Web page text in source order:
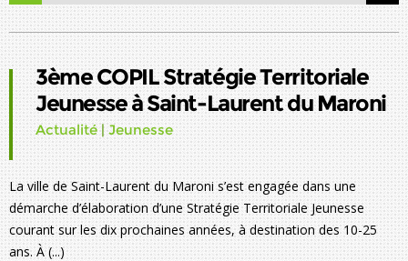
3ème COPIL Stratégie Territoriale
Jeunesse à Saint-Laurent du Maroni
Actualité | Jeunesse
La ville de Saint-Laurent du Maroni s’est engagée dans une
démarche d’élaboration d’une Stratégie Territoriale Jeunesse
courant sur les dix prochaines années, à destination des 10-25
ans. À (...)